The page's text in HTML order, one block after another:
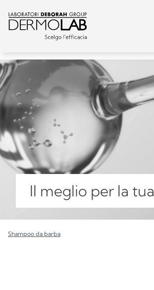
Il meglio per la tua
Shampoo da barba